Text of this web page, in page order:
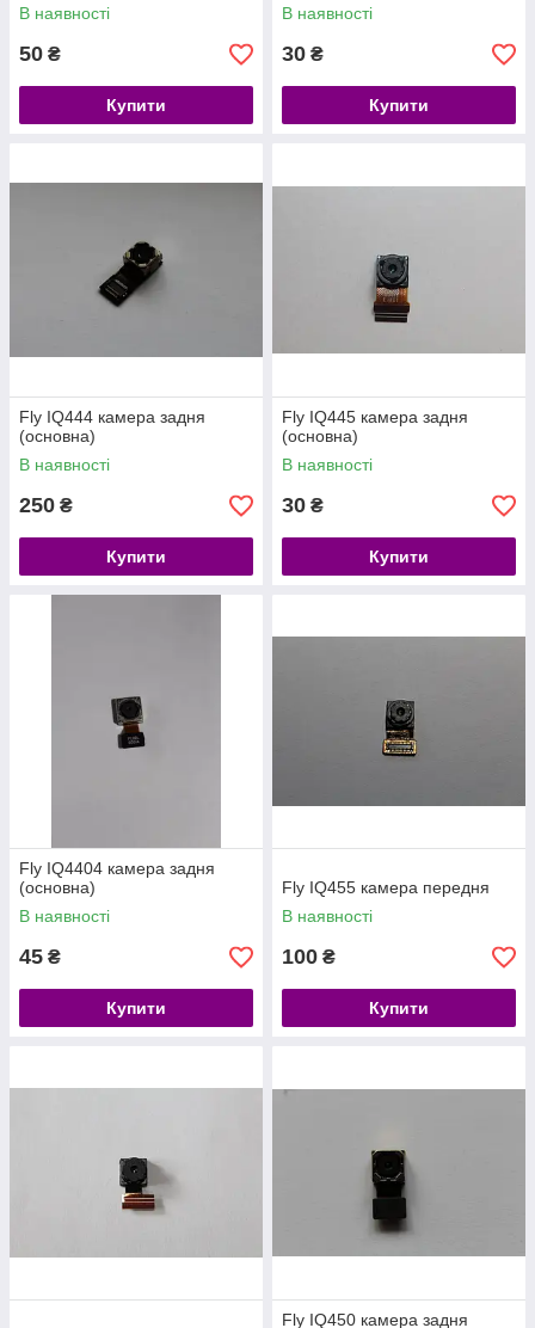
В наявності
50 ₴
Купити
В наявності
30 ₴
Купити
Fly IQ444 камера задня
(основна)
В наявності
250 ₴
Купити
Fly IQ445 камера задня
(основна)
В наявності
30 ₴
Купити
Fly IQ4404 камера задня
(основна)
В наявності
45 ₴
Купити
Fly IQ455 камера передня
В наявності
100 ₴
Купити
Fly IQ450 камера задня